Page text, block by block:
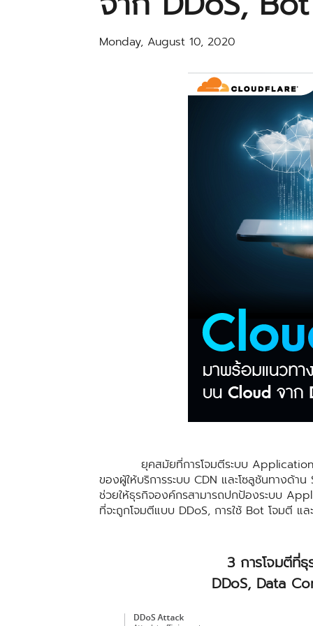
Monday, August 10, 2020
ยุคสมัยที่การโจมตีระบบ Application ต่
ของผู้ให้บริการระบบ CDN และโซลูชันทางด้
ช่วยให้ธุรกิจองค์กรสามารถปกป้องระบบ
ที่จะถูกโจมตีแบบ DDoS, การใช้ Bot โจมตี แ
3 การโจมตีที่
DDoS, Data